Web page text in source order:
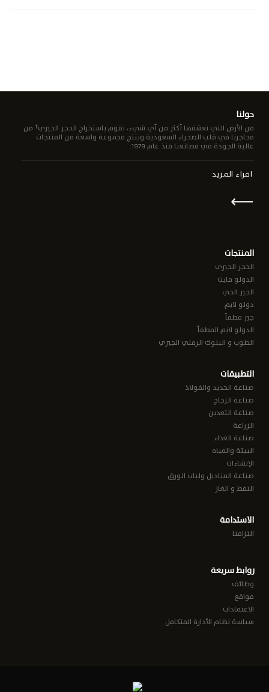
حولنا
من الأرض التي نعشقها أكثر من أي شيء، نقوم باستخراج الحجر الجيري† من
محاجرنا في قلب الصحراء السعودية وننتج مجموعة واسعة من المنتجات
عالية الجودة في مصانعنا منذ عام 1979.
اقراء المزيد
⟵
المنتجات
الحجر الجيري
الدولو مايت
الجير الحي
دولو لايم
جير مطفأ
الدولو لايم المطفأ
الطوب و البلوك الرملي الجيري
التطبيقات
صناعة الحديد والفولاذ
صناعة الزجاج
صناعة التعدين
الزراعة
صناعة الغذاء
البيئة والمياه
الإنشاءات
صناعة المناديل ولباب الورق
النفط و الغاز
الاستدامة
التزامنا
روابط سريعة
وظائف
مواقع
الاعتمادات
سياسة نظام الأدارة المتكامل